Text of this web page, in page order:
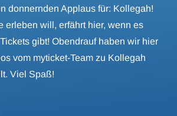
donnernden Applaus für: Kollegah!
erleben will, erfährt hier, wenn es
gibt! Obendrauf haben wir hier
vom myticket-Team zu Kollegah
Viel Spaß!